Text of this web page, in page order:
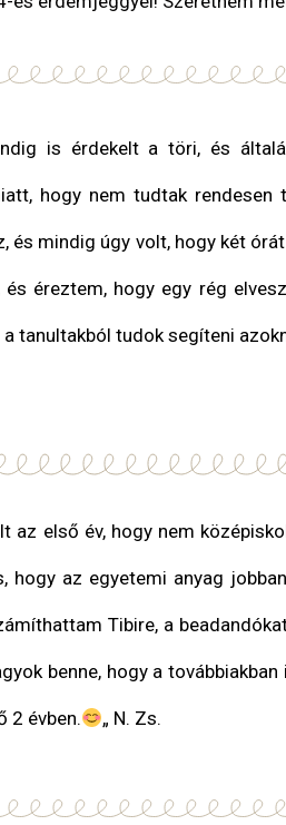
is érdekelt a töri, és
hogy nem tudtak
mindig úgy volt, hogy két
éreztem, hogy egy rég
tudok segíteni
első év, hogy nem
az egyetemi anyag
Tibire, a
benne, hogy a
2 évben. „ N. Zs.